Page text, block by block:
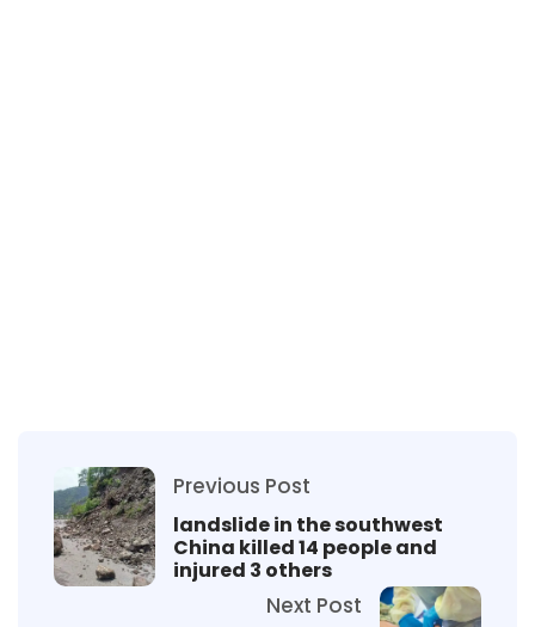
Previous Post
landslide in the southwest
China killed 14 people and
injured 3 others
Next Post